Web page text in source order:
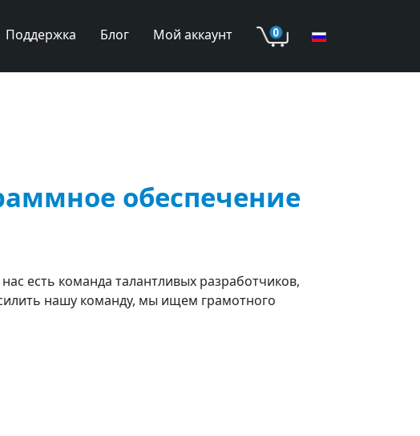
Поддержка Блог Мой аккаунт
обеспечение
есть команда талантливых разработчиков,
нашу команду, мы ищем грамотного